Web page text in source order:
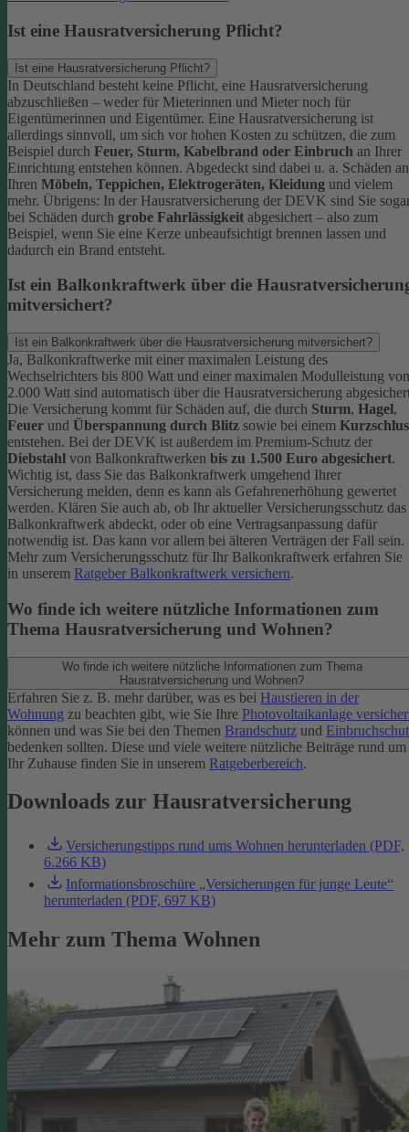
Ist eine Hausratversicherung Pflicht?
Ist eine Hausratversicherung Pflicht?
In Deutschland besteht keine Pflicht, eine Hausratversicherung
abzuschließen – weder für Mieterinnen und Mieter noch für
Eigentümerinnen und Eigentümer. Eine Hausratversicherung ist
allerdings sinnvoll, um sich vor hohen Kosten zu schützen, die zum
Beispiel durch Feuer, Sturm, Kabelbrand oder Einbruch an Ihrer
Einrichtung entstehen können. Abgedeckt sind dabei u. a. Schäden an
Ihren Möbeln, Teppichen, Elektrogeräten, Kleidung und vielem
mehr. Übrigens: In der Hausratversicherung der DEVK sind Sie
bei Schäden durch grobe Fahrlässigkeit abgesichert – also zum
Beispiel, wenn Sie eine Kerze unbeaufsichtigt brennen lassen und
dadurch ein Brand entsteht.
Ist ein Balkonkraftwerk über die
mitversichert?
Ist ein Balkonkraftwerk über die Hausratversicherung mitversichert?
Ja, Balkonkraftwerke mit einer maximalen Leistung des
Wechselrichters bis 800 Watt und einer maximalen Modulleistung von
2.000 Watt sind automatisch über die Hausratversicherung
Die Versicherung kommt für Schäden auf, die durch Sturm, Hagel,
Feuer und Überspannung durch Blitz sowie bei einem
entstehen. Bei der DEVK ist außerdem im Premium-Schutz der
Diebstahl von Balkonkraftwerken bis zu 1.500 Euro abgesichert.
Wichtig ist, dass Sie das Balkonkraftwerk umgehend Ihrer
Versicherung melden, denn es kann als Gefahrenerhöhung gewertet
werden. Klären Sie auch ab, ob Ihr aktueller Versicherungsschutz das
Balkonkraftwerk abdeckt, oder ob eine Vertragsanpassung dafür
notwendig ist. Das kann vor allem bei älteren Verträgen der Fall sein.
Mehr zum Versicherungsschutz für Ihr Balkonkraftwerk erfahren Sie
in unserem Ratgeber Balkonkraftwerk versichern.
Wo finde ich weitere nützliche Informationen zum
Thema Hausratversicherung und Wohnen?
Wo finde ich weitere nützliche Informationen zum Thema
Hausratversicherung und Wohnen?
Erfahren Sie z. B. mehr darüber, was es bei Haustieren in der
Wohnung zu beachten gibt, wie Sie Ihre Photovoltaikanlage
können und was Sie bei den Themen Brandschutz und
bedenken sollten. Diese und viele weitere nützliche Beiträge rund um
Ihr Zuhause finden Sie in unserem Ratgeberbereich.
Downloads zur Hausratversicherung
Versicherungstipps rund ums Wohnen herunterladen (PDF,
6.266 KB)
Informationsbroschüre „Versicherungen für junge Leute“
herunterladen (PDF, 697 KB)
Mehr zum Thema Wohnen